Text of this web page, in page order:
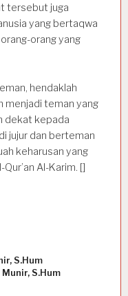
tersebut juga
yang bertaqwa
orang yang
hendaklah
menjadi teman yang
dekat kepada
jujur dan berteman
keharusan yang
Al-Karim. []
S.Hum
S.Hum